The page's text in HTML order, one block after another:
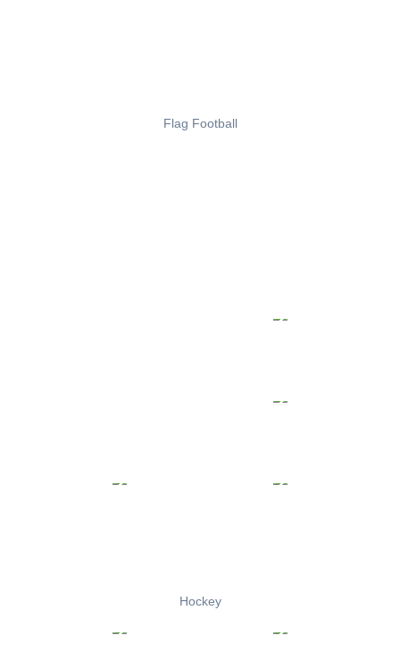
Flag Football
Hockey